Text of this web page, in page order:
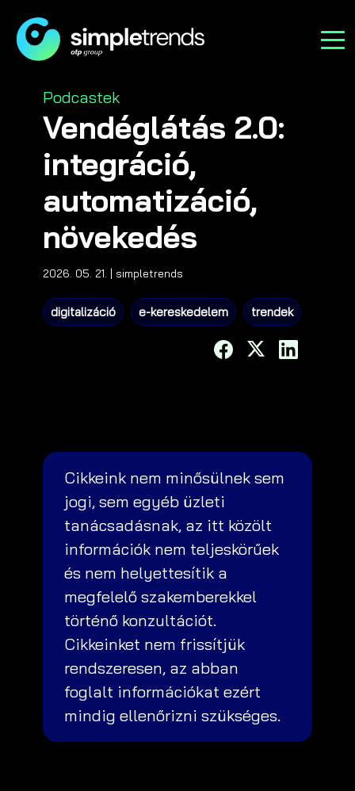
Categories
Podcastek
Vendéglátás 2.0:
integráció,
automatizáció,
növekedés
2026. 05. 21. | simpletrends
digitalizáció e-kereskedelem trendek
Cikkeink nem minősülnek sem
jogi, sem egyéb üzleti
tanácsadásnak, az itt közölt
információk nem teljeskörűek
és nem helyettesítik a
megfelelő szakemberekkel
történő konzultációt.
Cikkeinket nem frissítjük
rendszeresen, az abban
foglalt információkat ezért
mindig ellenőrizni szükséges.